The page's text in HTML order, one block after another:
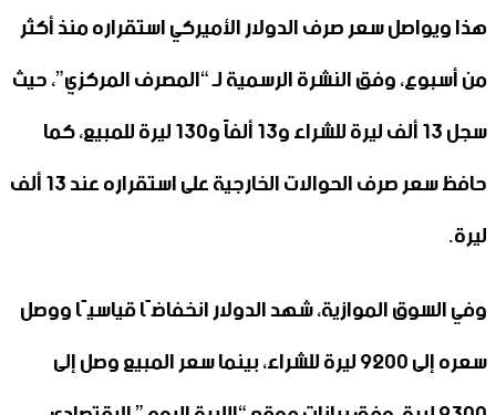
هذا ويواصل سعر صرف الدولار الأميركي استقراره منذ أكثر
من أسبوع، وفق النشرة الرسمية لـ “المصرف المركزي”، حيث
سجل 13 ألف ليرة للشراء و13 ألفاً و130 ليرة للمبيع، كما
حافظ سعر صرف الحوالات الخارجية على استقراره عند 13 ألف
ليرة.
وفي السوق الموازية، شهد الدولار انخفاضًا قياسيًا ووصل
سعره إلى 9200 ليرة للشراء، بينما سعر المبيع وصل إلى